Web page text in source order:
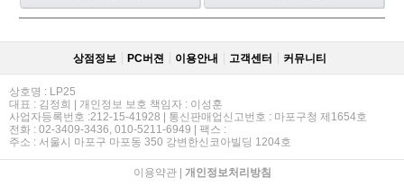
상점정보 PC버젼 이용안내 고객센터 커뮤니티
상호명 : LP25
대표 : 김정희 | 개인정보 보호 책임자 : 이성훈
사업자등록번호 :212-15-41928 | 통신판매업신고번호 : 마포구청 제1654호
전화 : 02-3409-3436, 010-5211-6949 | 팩스 :
주소 : 서울시 마포구 마포동 350 강변한신코아빌딩 1204호
이용약관| 개인정보처리방침